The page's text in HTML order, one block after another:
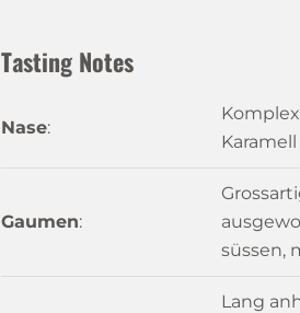
Tasting Notes
Nase:
Gaumen:
süssen,
Lang